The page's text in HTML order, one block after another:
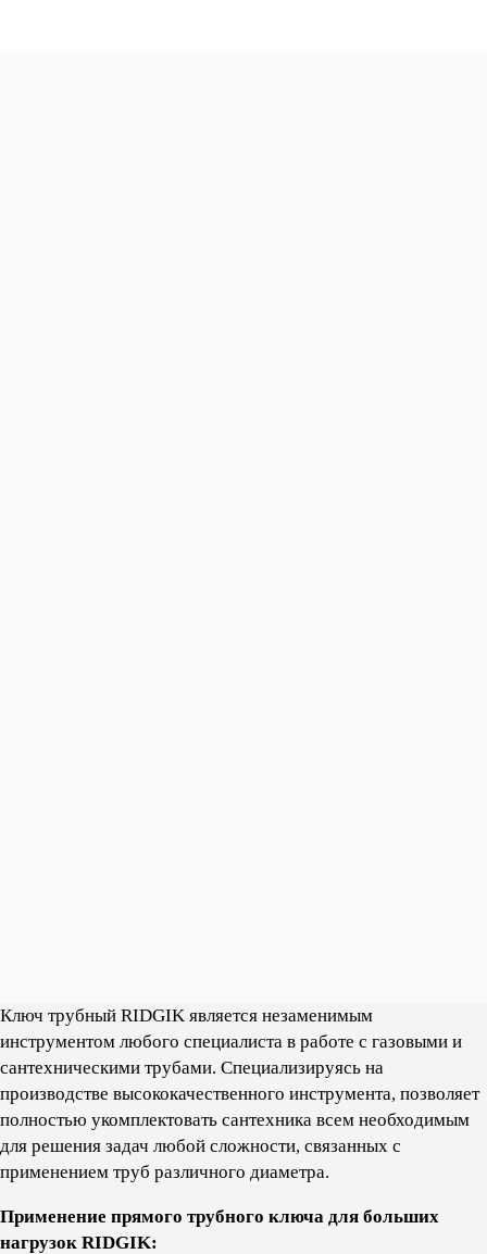
Ключ трубный RIDGIK является незаменимым
инструментом любого специалиста в работе с газовыми и
сантехническими трубами. Cпециализируясь на
производстве высококачественного инструмента, позволяет
полностью укомплектовать сантехника всем необходимым
для решения задач любой сложности, связанных с
применением труб различного диаметра.
Применение прямого трубного ключа для больших
нагрузок RIDGIK: